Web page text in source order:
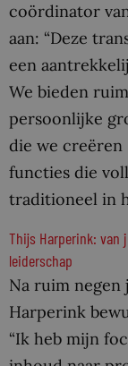
coördinator
aan: “Deze
een
We bieden
persoonlijke
die we creëren
functies die
traditioneel in
Thijs Harperink: van
leiderschap
Na ruim negen
Harperink
“Ik heb mijn